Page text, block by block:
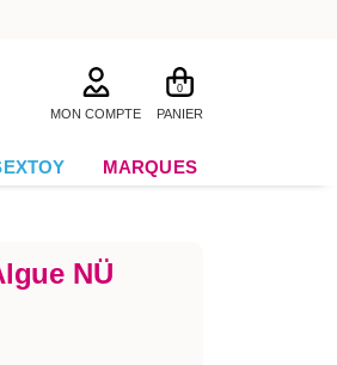
MON COMPTE
0
PANIER
MARQUES
NÜ